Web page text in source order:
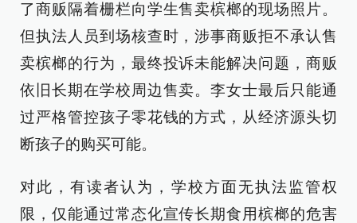
了商贩隔着栅栏向学生售卖槟榔的现场照片。
但执法人员到场核查时，涉事商贩拒不承认售
卖槟榔的行为，最终投诉未能解决问题，商贩
依旧长期在学校周边售卖。李女士最后只能通
过严格管控孩子零花钱的方式，从经济源头切
断孩子的购买可能。
对此，有读者认为，学校方面无执法监管权
限，仅能通过常态化宣传长期食用槟榔的危害